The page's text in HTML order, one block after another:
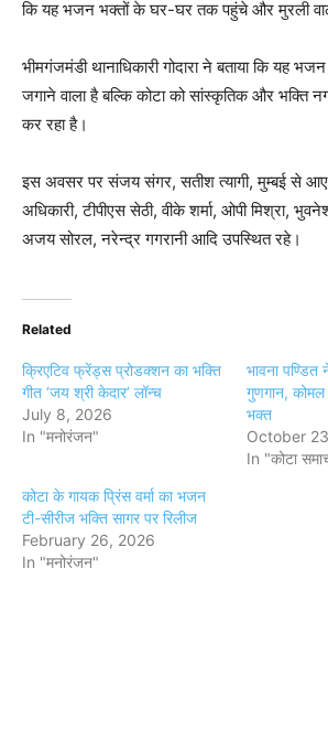
कि यह भजन भक्तों के घर-घर तक पहुंचे और मुरली
भीमगंजमंडी थानाधिकारी गोदारा ने बताया कि यह
जगाने वाला है बल्कि कोटा को सांस्कृतिक और भक्ति
कर रहा है।
इस अवसर पर संजय संगर, सतीश त्यागी, मुम्बई से
अधिकारी, टीपीएस सेठी, वीके शर्मा, ओपी मिश्रा,
अजय सोरल, नरेन्द्र गगरानी आदि उपस्थित रहे।
Related
क्रिएटिव फ्रेंड्स प्रोडक्शन का भक्ति
गीत ‘जय श्री केदार’ लॉन्च
July 8, 2026
In "मनोरंजन"
भावना पण्डित
गुणगान,
भक्त
October
In "कोटा
कोटा के गायक प्रिंस वर्मा का भजन
टी-सीरीज भक्ति सागर पर रिलीज
February 26, 2026
In "मनोरंजन"